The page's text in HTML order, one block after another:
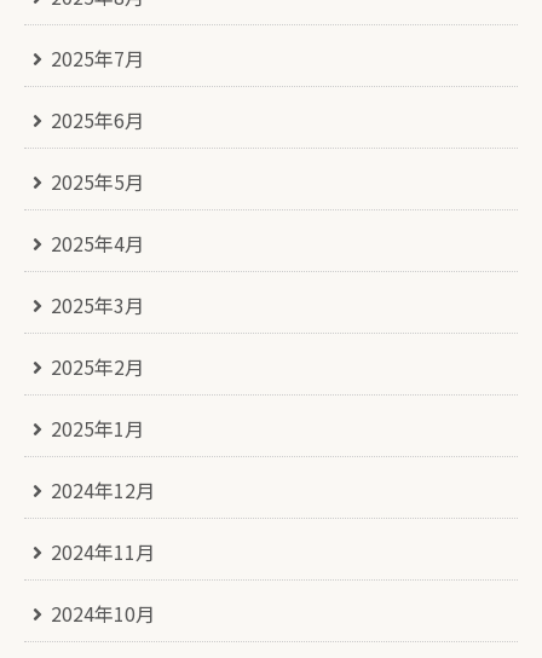
2025年7月
2025年6月
2025年5月
2025年4月
2025年3月
2025年2月
2025年1月
2024年12月
2024年11月
2024年10月